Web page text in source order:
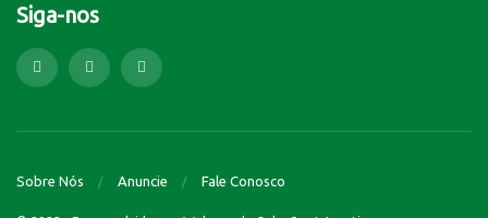
Siga-nos
Sobre Nós Anuncie Fale Conosco